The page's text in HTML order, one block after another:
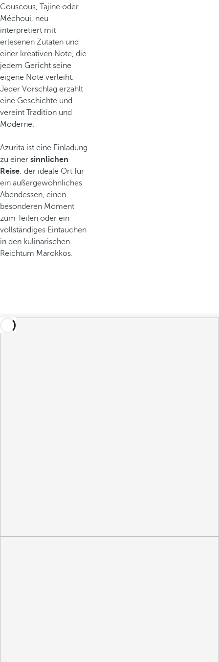
Couscous, Tajine oder
Méchoui, neu
interpretiert mit
erlesenen Zutaten und
einer kreativen Note, die
jedem Gericht seine
eigene Note verleiht.
Jeder Vorschlag erzählt
eine Geschichte und
vereint Tradition und
Moderne.
Azurita ist eine Einladung
zu einer sinnlichen
Reise: der ideale Ort für
ein außergewöhnliches
Abendessen, einen
besonderen Moment
zum Teilen oder ein
vollständiges Eintauchen
in den kulinarischen
Reichtum Marokkos.